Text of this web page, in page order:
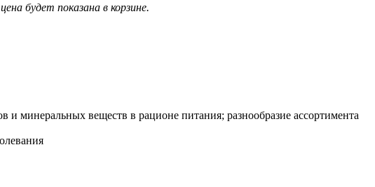
будет показана в корзине.
минеральных веществ в рационе питания; разнообразие ассортимента